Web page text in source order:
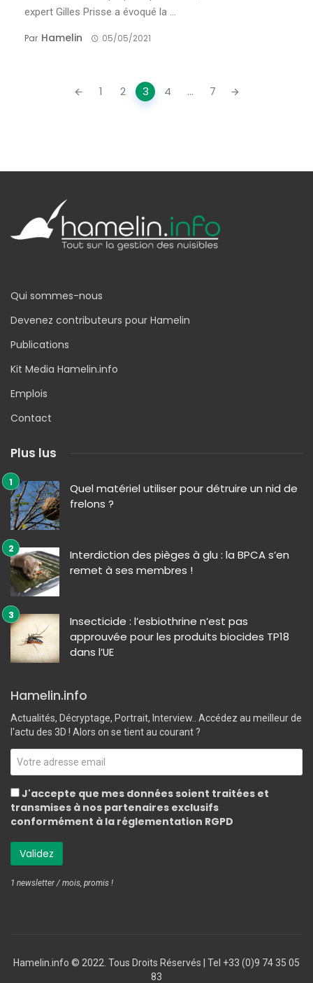
expert Gilles Prisse a évoqué la ...
Par Hamelin 05/05/2021
1 2 3 4 ... 7
Qui sommes-nous
Devenez contributeurs pour Hamelin
Publications
Kit Media Hamelin.info
Emplois
Contact
Plus lus
Quel matériel utiliser pour détruire un nid de
frelons ?
Interdiction des pièges à glu : la BPCA s’en
remet à ses membres !
Insecticide : l’esbiothrine n’est pas
approuvée pour les produits biocides TP18
dans l’UE
Hamelin.info
Actualités, Décryptage, Portrait, Interview.. Accédez au meilleur de
l'actu des 3D ! Alors on se tient au courant ?
J'accepte que mes données soient traitées et
transmises à nos partenaires exclusifs
conformément à la réglementation RGPD
1 newsletter / mois, promis !
Hamelin.info © 2022. Tous Droits Réservés ‎| Tel +33 (0)9 74 35 05
83